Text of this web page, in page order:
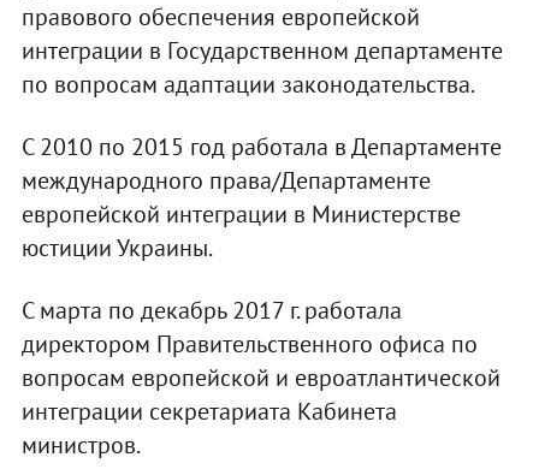
правового обеспечения европейской
интеграции в Государственном департаменте
по вопросам адаптации законодательства.
С 2010 по 2015 год работала в Департаменте
международного права/Департаменте
европейской интеграции в Министерстве
юстиции Украины.
С марта по декабрь 2017 г. работала
директором Правительственного офиса по
вопросам европейской и евроатлантической
интеграции секретариата Кабинета
министров.